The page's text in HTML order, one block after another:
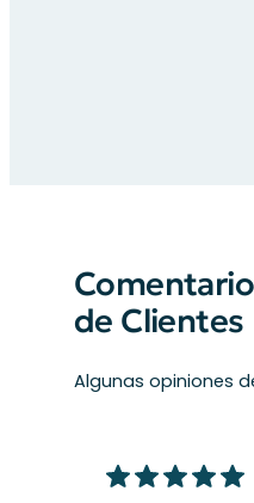
de Clientes
Algunas opiniones